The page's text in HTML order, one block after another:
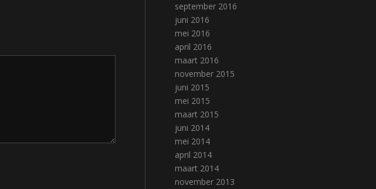
september 2016
juni 2016
mei 2016
april 2016
maart 2016
november 2015
juni 2015
mei 2015
maart 2015
juni 2014
mei 2014
april 2014
maart 2014
november 2013